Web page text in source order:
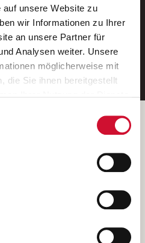
unsere Website zu
wir Informationen zu Ihrer
an unsere Partner für
Analysen weiter. Unsere
möglicherweise mit
die Sie ihnen bereitgestellt
klicken, so stimmen
Cookies zu. Sie können
jederzeit widerrufen,
aufrufen und diese
von AWO
eintragen
Bezirksverbandes Unterfranken